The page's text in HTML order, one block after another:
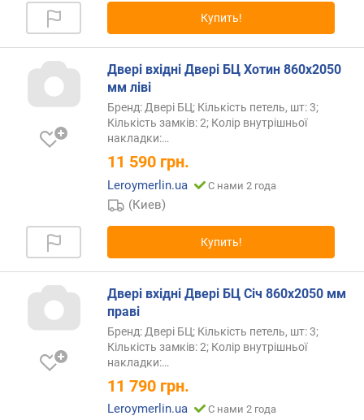
Купить!
Двері вхідні Двері БЦ Хотин 860х2050
мм ліві
Бренд: Двері БЦ; Кількість петель, шт: 3;
Кількість замків: 2; Колір внутрішньої
накладки:…
11 590 грн.
Leroymerlin.ua С нами 2 года
(Киев)
Купить!
Двері вхідні Двері БЦ Січ 860х2050 мм
праві
Бренд: Двері БЦ; Кількість петель, шт: 3;
Кількість замків: 2; Колір внутрішньої
накладки:…
11 790 грн.
Leroymerlin.ua С нами 2 года